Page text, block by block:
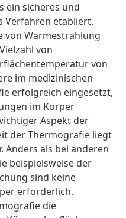
ein sicheres und
Verfahren etabliert.
von Wärmestrahlung
von
von
im medizinischen
erfolgreich eingesetzt,
im Körper
Aspekt der
der Thermografie liegt
Anders als bei anderen
beispielsweise der
sind keine
erforderlich.
die